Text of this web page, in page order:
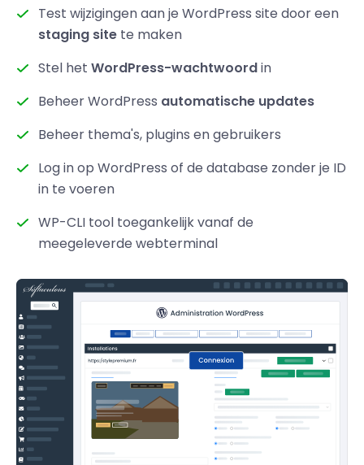
Test wijzigingen aan je WordPress site door een
staging site te maken
Stel hetWordPress-wachtwoordin
Beheer WordPress automatische updates
Beheer thema's, plugins en gebruikers
Log in op WordPress of de database zonder je ID
in te voeren
WP-CLI tool toegankelijk vanaf de
meegeleverde webterminal